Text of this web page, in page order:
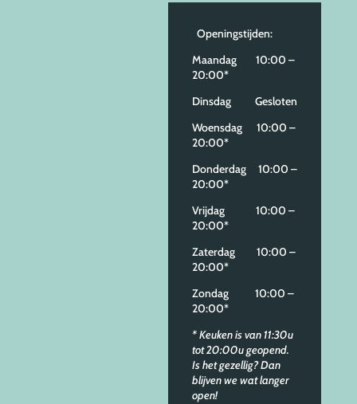
Openingstijden:
Maandag 10:00 –
20:00*
Dinsdag Gesloten
Woensdag 10:00 –
20:00*
Donderdag 10:00 –
20:00*
Vrijdag 10:00 –
20:00*
Zaterdag 10:00 –
20:00*
Zondag 10:00 –
20:00*
* Keuken is van 11:30u
tot 20:00u geopend.
Is het gezellig? Dan
blijven we wat langer
open!